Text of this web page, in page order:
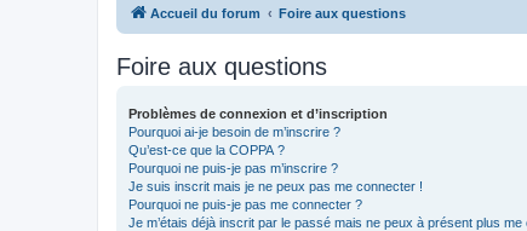
Accueil du forum Foire aux questions
Foire aux questions
Problèmes de connexion et d’inscription
Pourquoi ai-je besoin de m’inscrire ?
Qu’est-ce que la COPPA ?
Pourquoi ne puis-je pas m’inscrire ?
Je suis inscrit mais je ne peux pas me connecter !
Pourquoi ne puis-je pas me connecter ?
Je m’étais déjà inscrit par le passé mais ne peux à présent plus me